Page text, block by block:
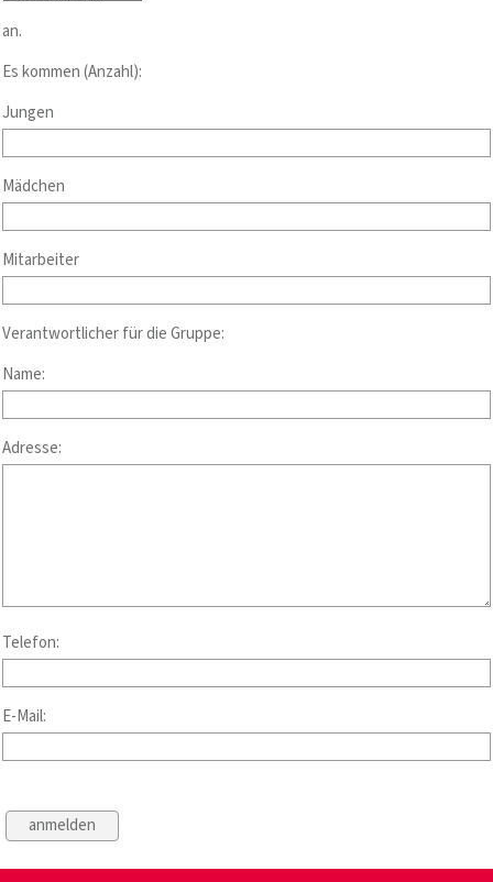
an.
Es kommen (Anzahl):
Jungen
Mädchen
Mitarbeiter
Verantwortlicher für die Gruppe:
Name:
Adresse:
Telefon:
E-Mail: